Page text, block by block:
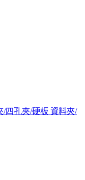
/四孔夾/硬板 資料夾/